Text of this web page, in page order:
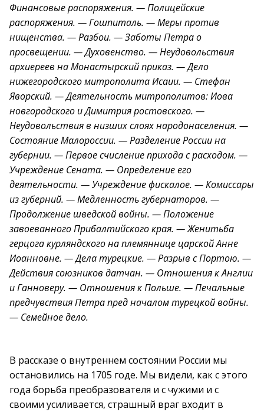
Финансовые распоряжения. — Полицейские
распоряжения. — Гошпиталь. — Меры против
нищенства. — Разбои. — Заботы Петра о
просвещении. — Духовенство. — Неудовольствия
архиереев на Монастырский приказ. — Дело
нижегородского митрополита Исаии. — Стефан
Яворский. — Деятельность митрополитов: Иова
новгородского и Димитрия ростовского. —
Неудовольствия в низших слоях народонаселения. —
Состояние Малороссии. — Разделение России на
губернии. — Первое счисление прихода с расходом. —
Учреждение Сената. — Определение его
деятельности. — Учреждение фискалое. — Комиссары
из губерний. — Медленность губернаторов. —
Продолжение швeдской войны. — Положение
завоеванного Прибалтийского края. — Женитьба
герцога курляндского на племяннице царской Анне
Иоанновне. — Дела турецкие. — Разрыв с Портою. —
Действия союзников датчан. — Отношения к Англии
и Ганноверу. — Отношения к Польше. — Печальные
предчувствия Петра пред началом турецкой войны.
— Семейное дело.
В рассказе о внутреннем состоянии России мы
остановились на 1705 годе. Мы видели, как с этого
года борьба преобразователя и с чужими и с
своими усиливается, страшный враг входит в